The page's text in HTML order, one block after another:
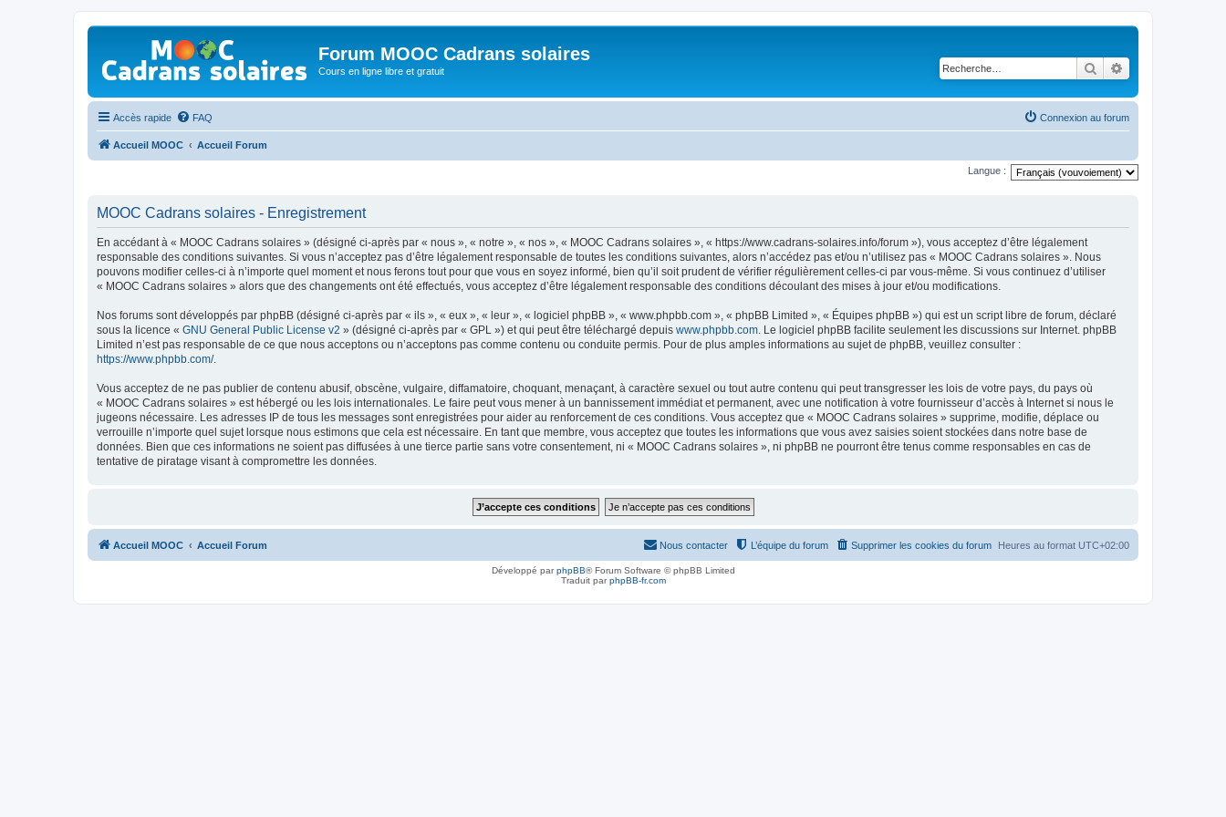
Forum MOOC Cadrans solaires
Cours en ligne libre et gratuit Rechercher
Accès rapide FAQ Connexion au forum
Accueil MOOC Accueil Forum
Langue :
MOOC Cadrans solaires - Enregistrement
En accédant à « MOOC Cadrans solaires » (désigné ci-après par « nous », « notre », « nos », « MOOC Cadrans solaires », « https://www.cadrans-solaires.info/forum »), vous acceptez d’être légalement
responsable des conditions suivantes. Si vous n’acceptez pas d’être légalement responsable de toutes les conditions suivantes, alors n’accédez pas et/ou n’utilisez pas « MOOC Cadrans solaires ». Nous
pouvons modifier celles-ci à n’importe quel moment et nous ferons tout pour que vous en soyez informé, bien qu’il soit prudent de vérifier régulièrement celles-ci par vous-même. Si vous continuez d’utiliser
« MOOC Cadrans solaires » alors que des changements ont été effectués, vous acceptez d’être légalement responsable des conditions découlant des mises à jour et/ou modifications.
Nos forums sont développés par phpBB (désigné ci-après par « ils », « eux », « leur », « logiciel phpBB », « www.phpbb.com », « phpBB Limited », « Équipes phpBB ») qui est un script libre de forum, déclaré
sous la licence « GNU General Public License v2 » (désigné ci-après par « GPL ») et qui peut être téléchargé depuis www.phpbb.com. Le logiciel phpBB facilite seulement les discussions sur Internet. phpBB
Limited n’est pas responsable de ce que nous acceptons ou n’acceptons pas comme contenu ou conduite permis. Pour de plus amples informations au sujet de phpBB, veuillez consulter :
https://www.phpbb.com/.
Vous acceptez de ne pas publier de contenu abusif, obscène, vulgaire, diffamatoire, choquant, menaçant, à caractère sexuel ou tout autre contenu qui peut transgresser les lois de votre pays, du pays où
« MOOC Cadrans solaires » est hébergé ou les lois internationales. Le faire peut vous mener à un bannissement immédiat et permanent, avec une notification à votre fournisseur d’accès à Internet si nous le
jugeons nécessaire. Les adresses IP de tous les messages sont enregistrées pour aider au renforcement de ces conditions. Vous acceptez que « MOOC Cadrans solaires » supprime, modifie, déplace ou
verrouille n’importe quel sujet lorsque nous estimons que cela est nécessaire. En tant que membre, vous acceptez que toutes les informations que vous avez saisies soient stockées dans notre base de
données. Bien que ces informations ne soient pas diffusées à une tierce partie sans votre consentement, ni « MOOC Cadrans solaires », ni phpBB ne pourront être tenus comme responsables en cas de
tentative de piratage visant à compromettre les données.
Accueil MOOC Accueil Forum Heures au format UTC+02:00
Supprimer les cookies du forum
L’équipe du forum
Nous contacter
Développé parphpBB® Forum Software © phpBB Limited
Traduit parphpBB-fr.com